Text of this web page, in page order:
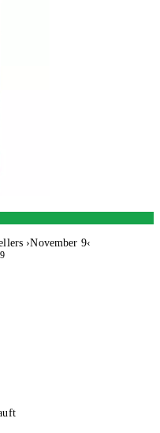
›November 9‹